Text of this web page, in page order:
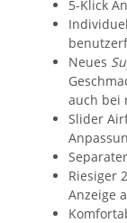
5-Klick
Neues
auch bei
Slider
Riesiger
Anzeige